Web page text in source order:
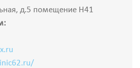
д.5 помещение Н41